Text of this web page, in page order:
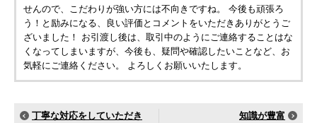
せんので、こだわりが強い方には不向きですね。 今後も頑張ろ
う！と励みになる、良い評価とコメントをいただきありがとうご
ざいました！ お引渡し後は、取引中のようにご連絡することはな
くなってしまいますが、今後も、疑問や確認したいことなど、お
気軽にご連絡ください。 よろしくお願いいたします。
丁寧な対応をしていただき 知識が豊富